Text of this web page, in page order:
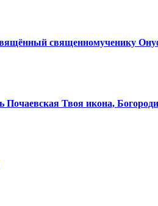
священномученику
Почаевская Твоя икона,